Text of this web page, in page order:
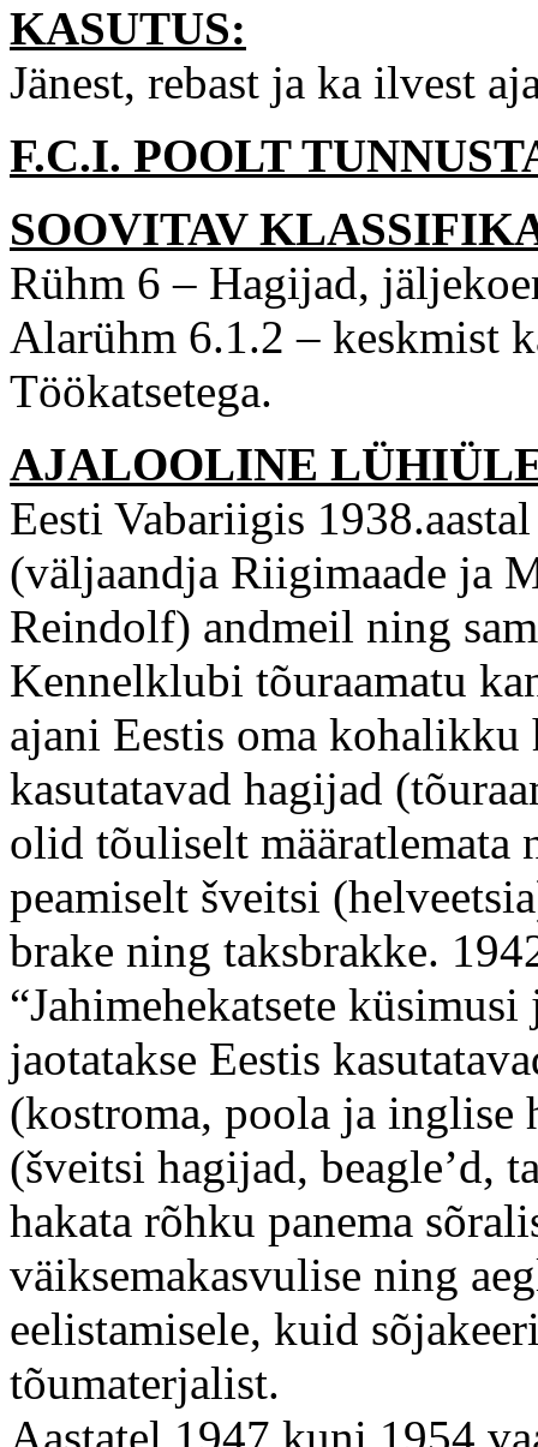
KASUTUS:
Jänest, rebast ja ka ilvest
F.C.I. POOLT
SOOVITAV
Rühm 6 – Hagijad,
Alarühm 6.1.2 – keskmist
Töökatsetega.
AJALOOLINE
Eesti Vabariigis
(väljaandja Riigimaade ja
Reindolf) andmeil ning
Kennelklubi tõuraamatu
ajani Eestis oma
kasutatavad hagijad
olid tõuliselt määratlemata
peamiselt šveitsi
brake ning taksbrakke.
“Jahimehekatsete
jaotatakse Eestis
(kostroma, poola ja inglise
(šveitsi hagijad, beagle’d,
hakata rõhku panema
väiksemakasvulise ning
eelistamisele, kuid
tõumaterjalist.
Aastatel 1947 kuni 1954